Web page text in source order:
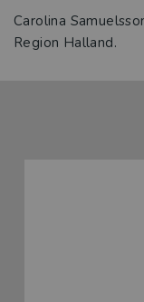
Carolina
Region Halland.